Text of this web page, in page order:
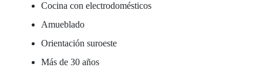
Cocina con electrodomésticos
Amueblado
Orientación suroeste
Más de 30 años